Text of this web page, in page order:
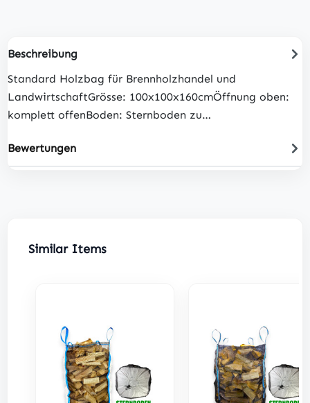
Beschreibung
Standard Holzbag für Brennholzhandel und
LandwirtschaftGrösse: 100x100x160cmÖffnung oben:
komplett offenBoden: Sternboden zu…
Bewertungen
Produktgalerie überspringen
Similar Items